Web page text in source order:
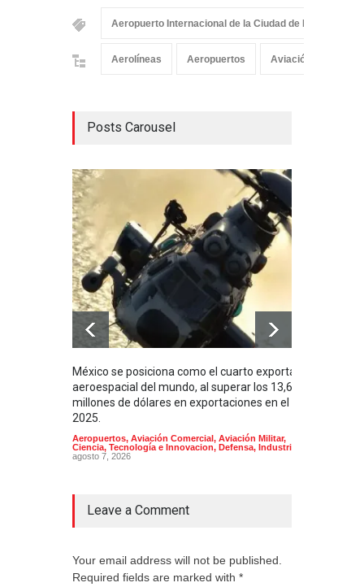
Aeropuerto Internacional de la Ciudad de México
Aerolíneas Aeropuertos Aviación Comercial
Posts Carousel
México se posiciona como el cuarto exportador
aeroespacial del mundo, al superar los 13,600
millones de dólares en exportaciones en el
2025.
Aeropuertos, Aviación Comercial, Aviación Militar,
Ciencia, Tecnología e Innovacion, Defensa, Industria
agosto 7, 2026
Leave a Comment
Your email address will not be published.
Required fields are marked with *